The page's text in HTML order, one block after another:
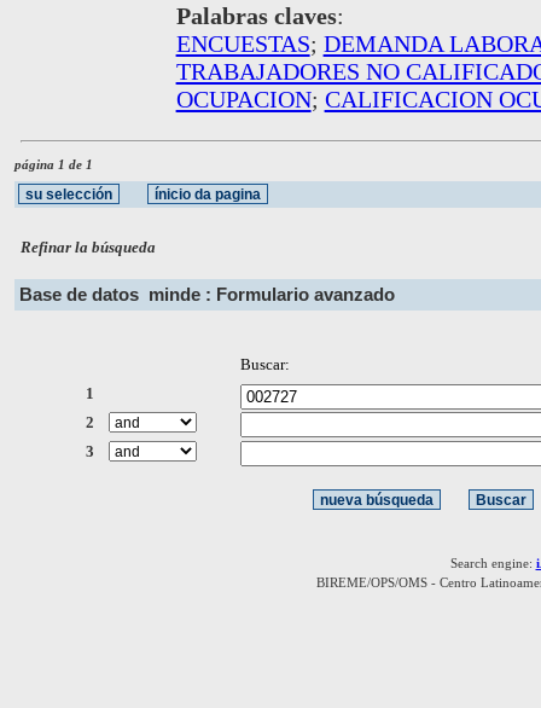
Palabras claves:
ENCUESTAS; DEMANDA
TRABAJADORES NO
OCUPACION; CALIFICACION
página 1 de 1
Refinar la búsqueda
Base de datos minde : Formulario avanzado
Buscar:
1
2
3
Search engine:
BIREME/OPS/OMS - Centro